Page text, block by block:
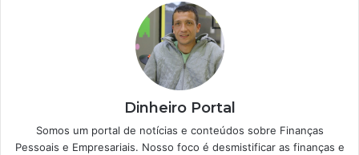
Dinheiro Portal
Somos um portal de notícias e conteúdos sobre Finanças
Pessoais e Empresariais. Nosso foco é desmistificar as finanças e